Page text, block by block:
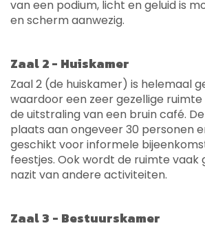
van een podium, licht en geluid is
en scherm aanwezig.
Zaal 2 - Huiskamer
Zaal 2 (de huiskamer) is helemaal
waardoor een zeer gezellige
de uitstraling van een bruin café.
plaats aan ongeveer 30 personen
geschikt voor informele
feestjes. Ook wordt de ruimte vaak
nazit van andere activiteiten.
Zaal 3 - Bestuurskamer